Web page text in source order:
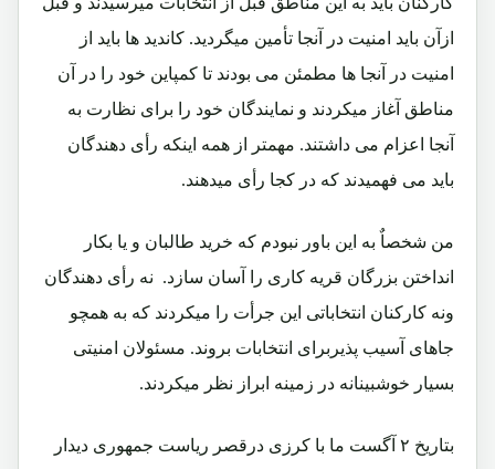
ازآن باید امنیت در آنجا تأمین میگردید. کاندید ها باید از
امنیت در آنجا ها مطمئن می بودند تا کمپاین خود را در آن
مناطق آغاز میکردند و نمایندگان خود را برای نظارت به
آنجا اعزام می داشتند. مهمتر از همه اینکه رأی دهندگان
باید می فهمیدند که در کجا رأی میدهند.‏
من شخصاٌ به این باور نبودم که خرید طالبان و یا بکار
انداختن بزرگان قریه کاری را آسان سازد.‏ نه رأی دهندگان
ونه کارکنان انتخاباتی این جرأت را میکردند که به همچو
جاهای آسیب پذیربرای انتخابات بروند.‏ مسئولان امنیتی
بسیار خوشبینانه در زمینه ابراز نظر میکردند.
بتاریخ ۲ آگست ما با کرزی درقصر ریاست جمهوری دیدار